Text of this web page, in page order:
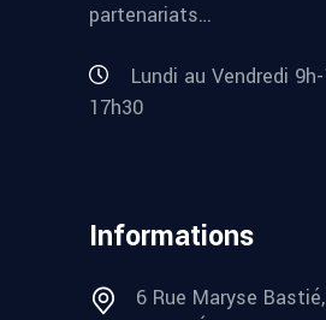
partenariats…
Lundi au Vendredi
17h30
Informations
6 Rue Maryse Bastié,